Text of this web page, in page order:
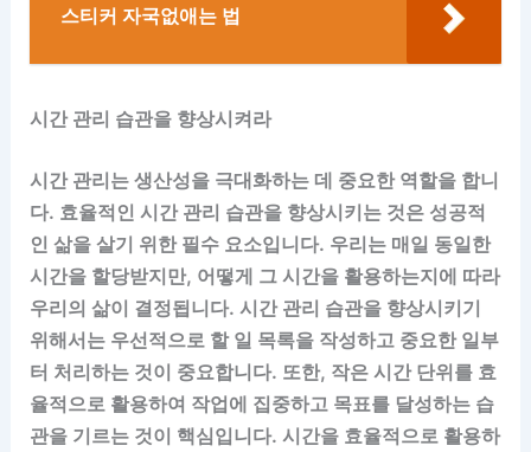
스티커 자국없애는 법
시간 관리 습관을 향상시켜라
시간 관리는 생산성을 극대화하는 데 중요한 역할을 합니
다. 효율적인 시간 관리 습관을 향상시키는 것은 성공적
인 삶을 살기 위한 필수 요소입니다. 우리는 매일 동일한
시간을 할당받지만, 어떻게 그 시간을 활용하는지에 따라
우리의 삶이 결정됩니다. 시간 관리 습관을 향상시키기
위해서는 우선적으로 할 일 목록을 작성하고 중요한 일부
터 처리하는 것이 중요합니다. 또한, 작은 시간 단위를 효
율적으로 활용하여 작업에 집중하고 목표를 달성하는 습
관을 기르는 것이 핵심입니다. 시간을 효율적으로 활용하